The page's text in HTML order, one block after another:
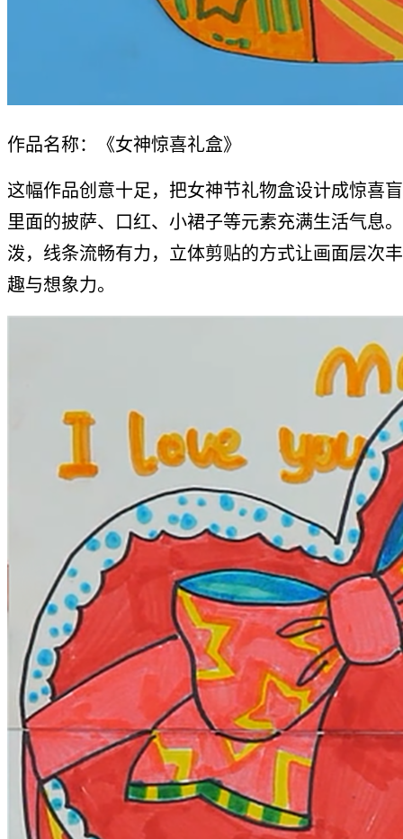
作品名称：《女神惊喜礼盒》
这幅作品创意十足，把女神节礼物盒设计成惊喜
里面的披萨、口红、小裙子等元素充满生活气息
泼，线条流畅有力，立体剪贴的方式让画面层次
趣与想象力。